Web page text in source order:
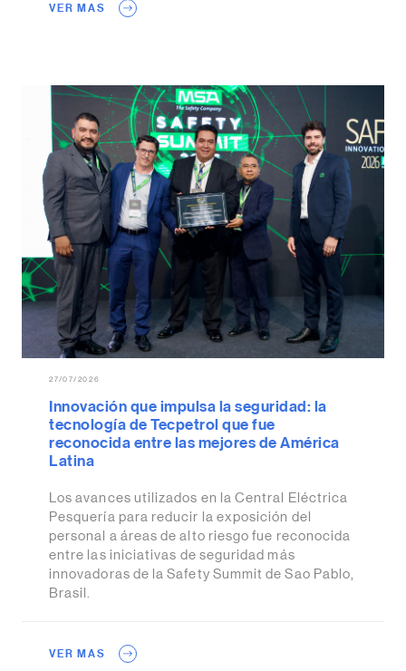
VER MAS
27/07/2026
Innovación que impulsa la seguridad: la
tecnología de Tecpetrol que fue
reconocida entre las mejores de América
Latina
Los avances utilizados en la Central Eléctrica
Pesquería para reducir la exposición del
personal a áreas de alto riesgo fue reconocida
entre las iniciativas de seguridad más
innovadoras de la Safety Summit de Sao Pablo,
Brasil.
VER MAS